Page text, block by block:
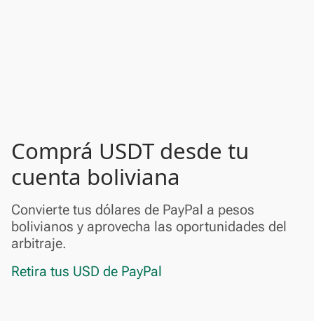
Comprá USDT desde tu
cuenta boliviana
Convierte tus dólares de PayPal a pesos
bolivianos y aprovecha las oportunidades del
arbitraje.
Retira tus USD de PayPal